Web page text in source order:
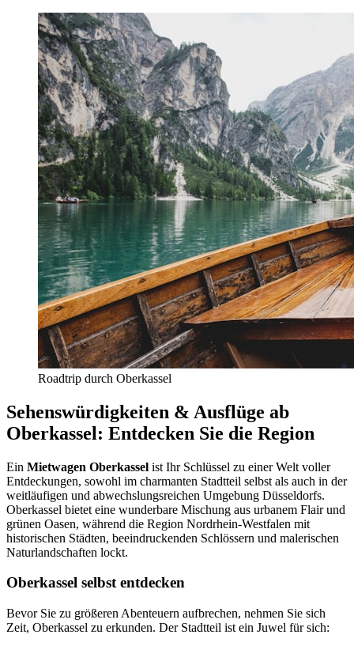
Roadtrip durch Oberkassel
Sehenswürdigkeiten & Ausflüge ab
Oberkassel: Entdecken Sie die Region
Ein Mietwagen Oberkassel ist Ihr Schlüssel zu einer Welt voller
Entdeckungen, sowohl im charmanten Stadtteil selbst als auch in der
weitläufigen und abwechslungsreichen Umgebung Düsseldorfs.
Oberkassel bietet eine wunderbare Mischung aus urbanem Flair und
grünen Oasen, während die Region Nordrhein-Westfalen mit
historischen Städten, beeindruckenden Schlössern und malerischen
Naturlandschaften lockt.
Oberkassel selbst entdecken
Bevor Sie zu größeren Abenteuern aufbrechen, nehmen Sie sich
Zeit, Oberkassel zu erkunden. Der Stadtteil ist ein Juwel für sich: